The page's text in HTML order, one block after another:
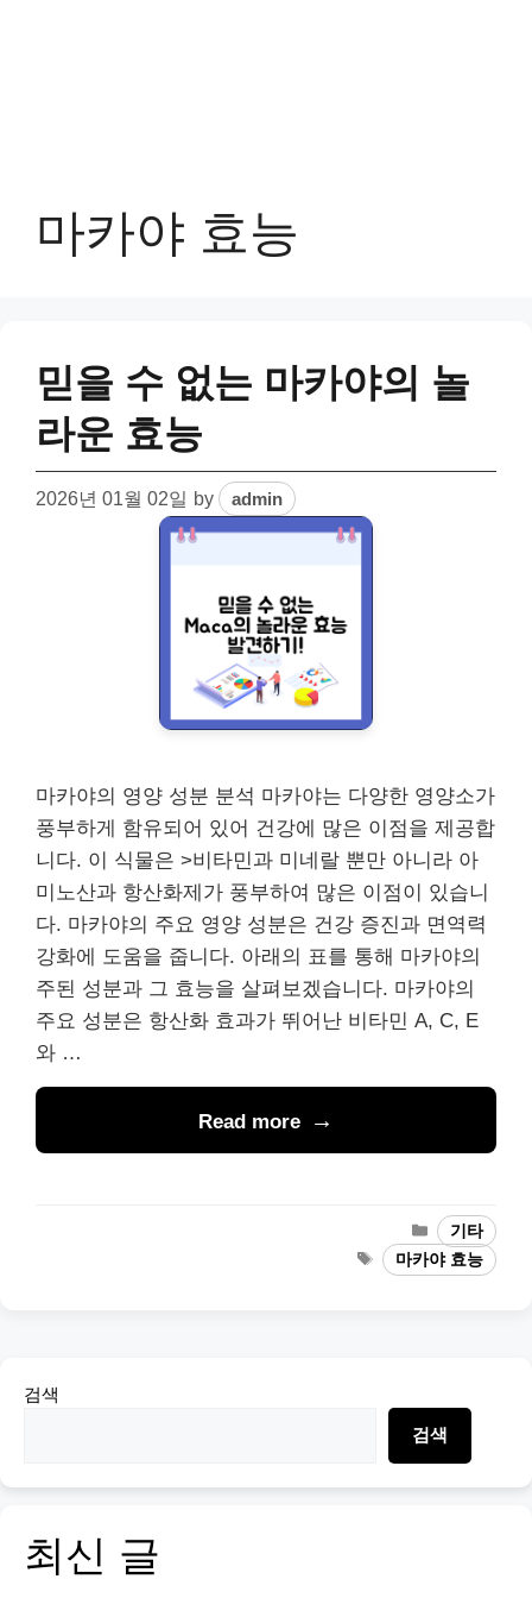
마카야 효능
믿을 수 없는 마카야의 놀
라운 효능
2026년 01월 02일 by admin
마카야의 영양 성분 분석 마카야는 다양한 영양소가
풍부하게 함유되어 있어 건강에 많은 이점을 제공합
니다. 이 식물은 >비타민과 미네랄 뿐만 아니라 아
미노산과 항산화제가 풍부하여 많은 이점이 있습니
다. 마카야의 주요 영양 성분은 건강 증진과 면역력
강화에 도움을 줍니다. 아래의 표를 통해 마카야의
주된 성분과 그 효능을 살펴보겠습니다. 마카야의
주요 성분은 항산화 효과가 뛰어난 비타민 A, C, E
와 …
Read more
Categories
기타
Tags마카야 효능
검색
검색
최신 글